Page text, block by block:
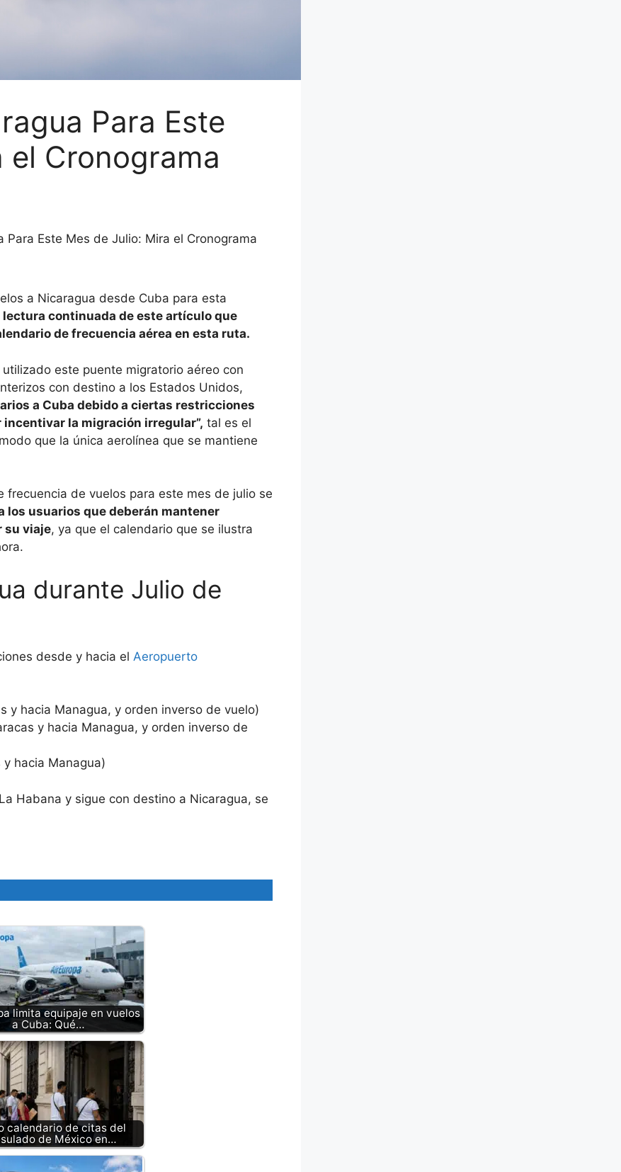
Para Este
el Cronograma
Para Este Mes de Julio: Mira el Cronograma
a Nicaragua desde Cuba para esta
continuada de este artículo que
de frecuencia aérea en esta ruta.
este puente migratorio aéreo con
con destino a los Estados Unidos,
a Cuba debido a ciertas restricciones
la migración irregular”, tal es el
que la única aerolínea que se mantiene
de vuelos para este mes de julio se
los usuarios que deberán mantener
su viaje, ya que el calendario que se ilustra
durante Julio de
desde y hacia el Aeropuerto
y hacia Managua, y orden inverso de vuelo)
y hacia Managua, y orden inverso de
hacia Managua)
Habana y sigue con destino a Nicaragua, se
limita equipaje en vuelos
a Cuba: Qué…
calendario de citas del
de México en…